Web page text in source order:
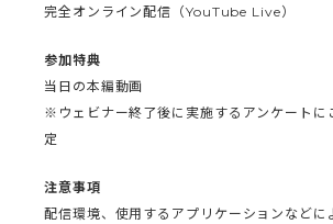
完全オンライン配信（YouTube Live）
参加特典
当日の本編動画
※ウェビナー終了後に実施するアンケートに
定
注意事項
配信環境、使用するアプリケーションなどに